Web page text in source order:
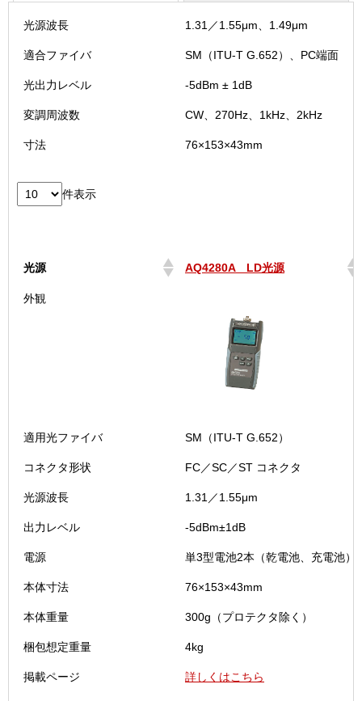
光源波長 1.31／1.55μm、1.49μm
適合ファイバ SM（ITU-T G.652）、PC端面
光出力レベル -5dBm ± 1dB
変調周波数 CW、270Hz、1kHz、2kHz
寸法 76×153×43mm
件表示
光源
AQ4280A LD光源
光源
外観
適用光ファイバ SM（ITU-T G.652）
コネクタ形状 FC／SC／ST コネクタ
光源波長 1.31／1.55μm
出力レベル -5dBm±1dB
電源 単3型電池2本（乾電池、充電池）
本体寸法 76×153×43mm
本体重量 300g（プロテクタ除く）
梱包想定重量 4kg
掲載ページ 詳しくはこちら